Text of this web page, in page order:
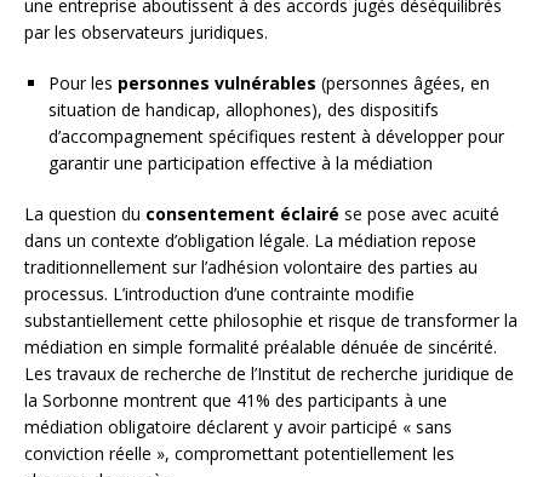
une entreprise aboutissent à des accords jugés déséquilibrés
par les observateurs juridiques.
Pour les personnes vulnérables (personnes âgées, en
situation de handicap, allophones), des dispositifs
d’accompagnement spécifiques restent à développer pour
garantir une participation effective à la médiation
La question du consentement éclairé se pose avec acuité
dans un contexte d’obligation légale. La médiation repose
traditionnellement sur l’adhésion volontaire des parties au
processus. L’introduction d’une contrainte modifie
substantiellement cette philosophie et risque de transformer la
médiation en simple formalité préalable dénuée de sincérité.
Les travaux de recherche de l’Institut de recherche juridique de
la Sorbonne montrent que 41% des participants à une
médiation obligatoire déclarent y avoir participé « sans
conviction réelle », compromettant potentiellement les